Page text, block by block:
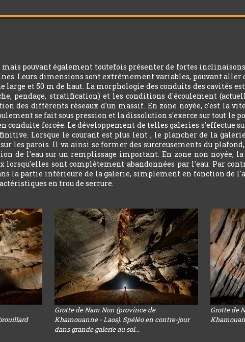
pouvant également toutefois présenter de fortes
Leurs dimensions sont extrêmement variables, pouvant aller
et 50 m de haut. La morphologie des conduits des cavités
pendage, stratification) et les conditions d'écoulement
des différents réseaux d'un massif. En zone noyée, c'est la
se fait sous pression et la dissolution s'exerce sur tout le
forcée. Le développement de telles galeries s'effectue
Lorsque le courant est plus lent , le plancher de la
parois. Il va ainsi se former des surcreusements du plafond,
de l'eau sur un remplissage important. En zone non noyée,
sont complètement abandonnées par l'eau. Par
la partie inférieure de la galerie, simplement en fonction de
en trou de serrure.
Grotte de Nam Non (province de
Khamouanne - Laos). Spéléo en contre-jour
dans grande galerie au sol...
Grotte de